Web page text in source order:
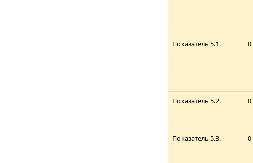
Показатель 5.1.
0
Показатель 5.2.
0
Показатель 5.3.
0